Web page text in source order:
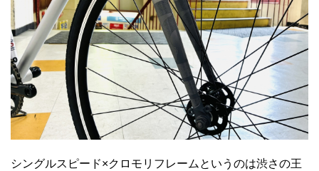
シングルスピード×クロモリフレームというのは渋さの王